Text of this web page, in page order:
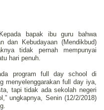
bapak ibu guru bahwa
dan Kebudayaan (Mendikbud)
tidak pernah mempunyai
hari penuh.
program full day school di
menyelenggarakan full day iya,
tapi tidak ada sekolah negeri
ungkapnya, Senin (12/2/2018)